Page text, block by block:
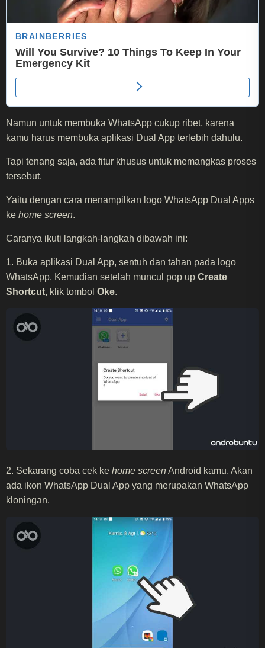
Namun untuk membuka WhatsApp cukup ribet, karena
kamu harus membuka aplikasi Dual App terlebih dahulu.
Tapi tenang saja, ada fitur khusus untuk memangkas proses
tersebut.
Yaitu dengan cara menampilkan logo WhatsApp Dual Apps
ke home screen.
Caranya ikuti langkah-langkah dibawah ini:
1. Buka aplikasi Dual App, sentuh dan tahan pada logo
WhatsApp. Kemudian setelah muncul pop up Create
Shortcut, klik tombol Oke.
2. Sekarang coba cek ke home screenAndroid kamu. Akan
ada ikon WhatsApp Dual App yang merupakan WhatsApp
kloningan.